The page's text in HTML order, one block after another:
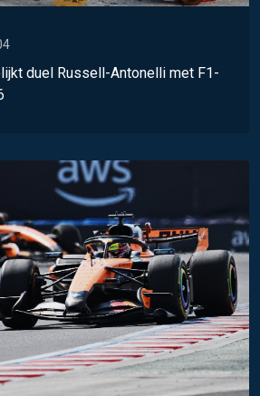
duel Russell-Antonelli met F1-